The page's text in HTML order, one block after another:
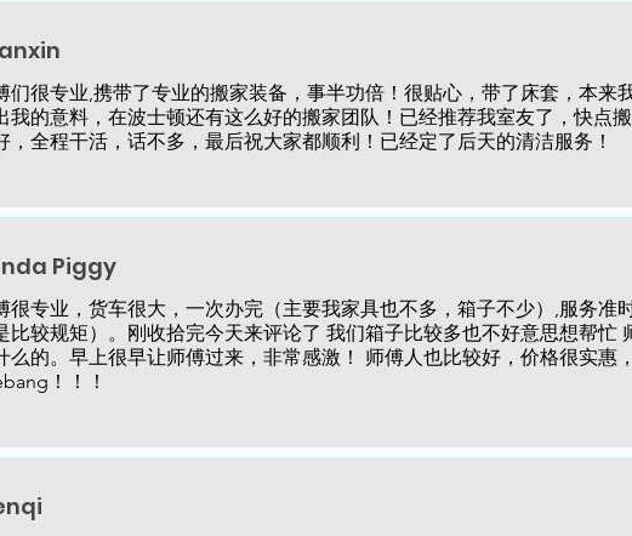
们很专业,携带了专业的搬家装备，事半功倍！很贴心，带了床套，本来
我的意料，在波士顿还有这么好的搬家团队！已经推荐我室友了，快点
，全程干活，话不多，最后祝大家都顺利！已经定了后天的清洁服务！
Piggy
很专业，货车很大，一次办完（主要我家具也不多，箱子不少）,服务准
比较规矩）。刚收拾完今天来评论了 我们箱子比较多也不好意思想帮忙
么的。早上很早让师傅过来，非常感激！ 师傅人也比较好，价格很实惠
！！！